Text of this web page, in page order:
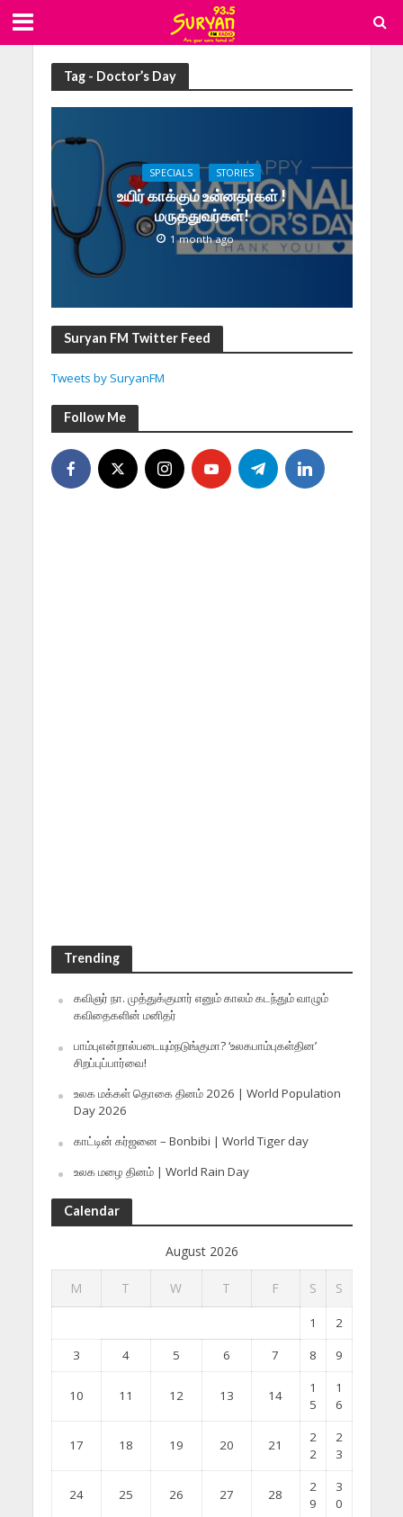
Tag - Doctor’s Day
SPECIALS STORIES
உயிர் காக்கும் உன்னதர்கள் !
மருத்துவர்கள்!
1 month ago
Suryan FM Twitter Feed
Tweets by SuryanFM
Follow Me
Trending
கவிஞர் நா. முத்துக்குமார் எனும் காலம் கடந்தும் வாழும்
கவிதைகளின் மனிதர்
பாம்புஎன்றால்படையும்நடுங்குமா? ‘உலகபாம்புகள்தின’
சிறப்புப்பார்வை!
உலக மக்கள் தொகை தினம் 2026 | World Population
Day 2026
காட்டின் கர்ஜனை – Bonbibi | World Tiger day
உலக மழை தினம் | World Rain Day
Calendar
August 2026
M T W T F S S
1
2
3
4 5 6 7 8 9
10 11 12 13 14
1
5
1
6
17 18 19 20 21
2
2
2
3
24 25 26 27 28
2
9
3
0